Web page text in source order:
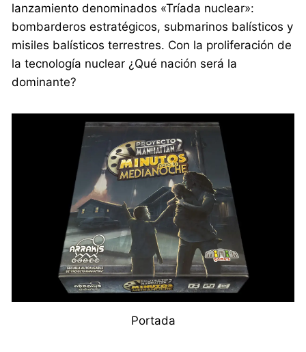
lanzamiento denominados «Tríada nuclear»:
bombarderos estratégicos, submarinos balísticos y
misiles balísticos terrestres. Con la proliferación de
la tecnología nuclear ¿Qué nación será la
dominante?
Portada